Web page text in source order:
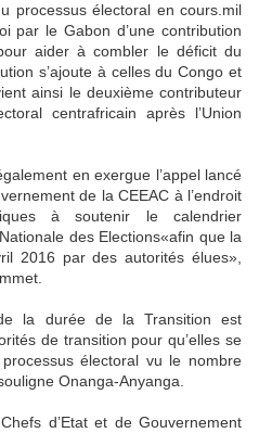
processus électoral en cours.mil
par le Gabon d’une contribution
aider à combler le déficit du
s’ajoute à celles du Congo et
ainsi le deuxième contributeur
centrafricain après l’Union
en exergue l’appel lancé
de la CEEAC à l’endroit
à soutenir le calendrier
des Elections«afin que la
2016 par des autorités élues»,
la durée de la Transition est
de transition pour qu’elles se
électoral vu le nombre
Onanga-Anyanga.
d’Etat et de Gouvernement